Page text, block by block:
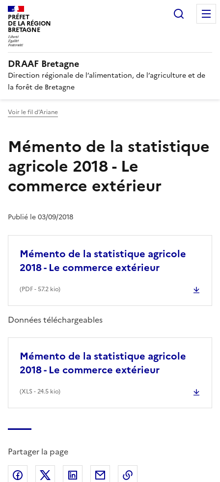
PRÉFET
DE LA RÉGION
BRETAGNE
DRAAF Bretagne
Direction régionale de l’alimentation, de l’agriculture et de
la forêt de Bretagne
Voir le fil d'Ariane
Mémento de la statistique
agricole 2018 - Le
commerce extérieur
Publié le 03/09/2018
Mémento de la statistique agricole
2018 - Le commerce extérieur
(PDF- 57.2 kio)
Données téléchargeables
Mémento de la statistique agricole
2018 - Le commerce extérieur
(XLS - 24.5 kio)
Partager la page
Partager sur Facebook
Partager sur X (anciennement Twitter)
Partager sur LinkedIn
Partager par email